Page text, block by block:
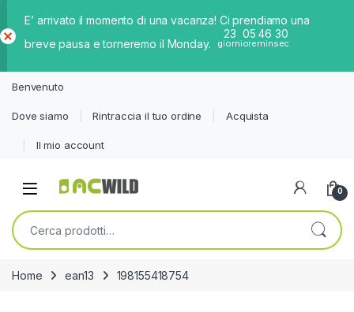
E’ arrivato il momento di una vacanza! Ci prendiamo una
breve pausa e torneremo il Monday.
23
giorni
05
ore
46
min
30
sec
iud
Benvenuto
Dove siamo Rintraccia il tuo ordine Acquista
Il mio account
0
Cerca:
Home ean13 198155418754